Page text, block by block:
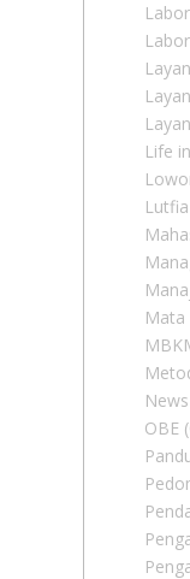
Life
Mata
News
OBE